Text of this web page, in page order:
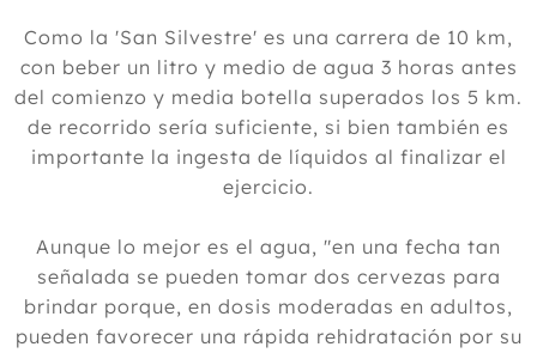
Como la 'San Silvestre' es una carrera de 10 km,
con beber un litro y medio de agua 3 horas antes
del comienzo y media botella superados los 5 km.
de recorrido sería suficiente, si bien también es
importante la ingesta de líquidos al finalizar el
ejercicio.
Aunque lo mejor es el agua, "en una fecha tan
señalada se pueden tomar dos cervezas para
brindar porque, en dosis moderadas en adultos,
pueden favorecer una rápida rehidratación por su